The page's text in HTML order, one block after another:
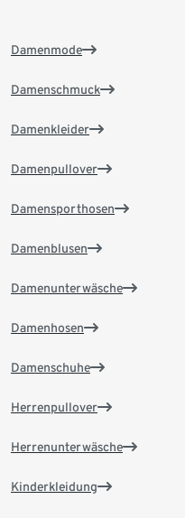
Damenmode
Damenschmuck
Damenkleider
Damenpullover
Damensporthosen
Damenblusen
Damenunterwäsche
Damenhosen
Damenschuhe
Herrenpullover
Herrenunterwäsche
Kinderkleidung